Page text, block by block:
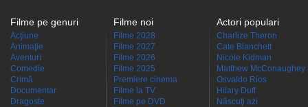
Filme pe genuri
Acţiune
Animaţie
Aventuri
Comedie
Crimă
Documentar
Dragoste
Filme noi
Filme 2028
Filme 2027
Filme 2026
Filme 2025
Premiere cinema
Filme la TV
Filme pe DVD
Actori populari
Charlize Theron
Cate Blanchett
Nicole Kidman
Matthew McConaughey
Osvaldo Ríos
Hilary Duff
Născuţi azi